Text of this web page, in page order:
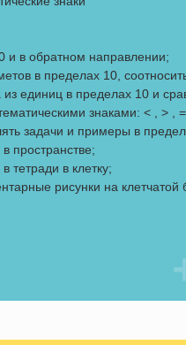
и в обратном направлении;
в пределах 10,
из единиц в пределах 10 и
знаками: < , > ,
задачи и примеры в
пространстве;
тетради в клетку;
рисунки на клетчатой